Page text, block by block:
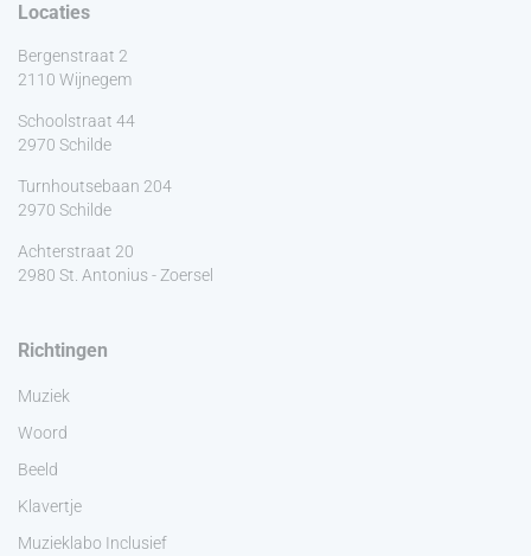
Locaties
Bergenstraat 2
2110 Wijnegem
Schoolstraat 44
2970 Schilde
Turnhoutsebaan 204
2970 Schilde
Achterstraat 20
2980 St. Antonius - Zoersel
Richtingen
Muziek
Woord
Beeld
Klavertje
Muzieklabo Inclusief